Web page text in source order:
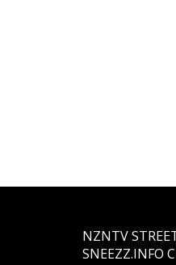
NZNTV
SNEEZZ.INFO